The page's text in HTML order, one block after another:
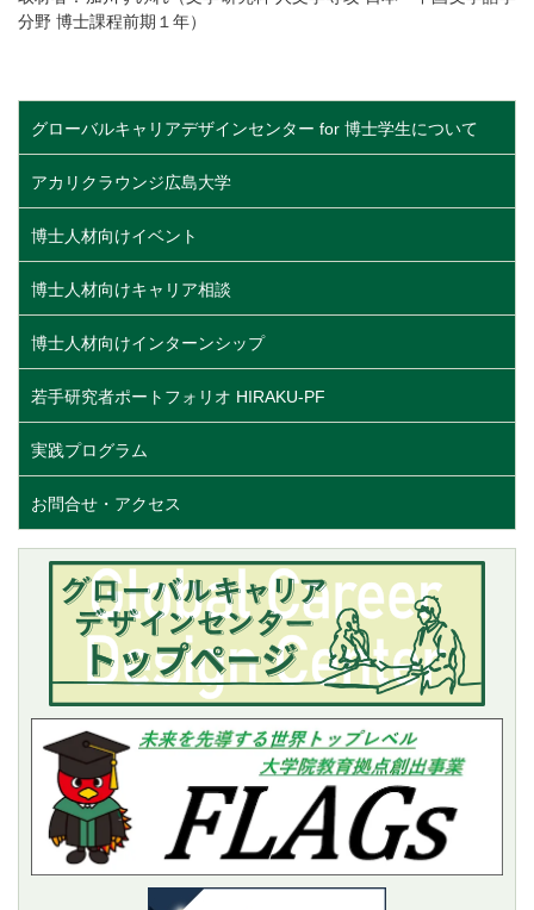
分野 博士課程前期１年）
グローバルキャリアデザインセンター for 博士学生について
アカリクラウンジ広島大学
博士人材向けイベント
博士人材向けキャリア相談
博士人材向けインターンシップ
若手研究者ポートフォリオ HIRAKU-PF
実践プログラム
お問合せ・アクセス